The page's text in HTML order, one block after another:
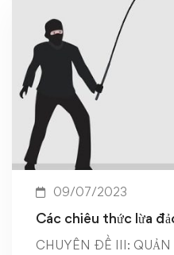
09/07/2023
Các chiêu thức lừa
CHUYÊN ĐỀ III: QUẢN